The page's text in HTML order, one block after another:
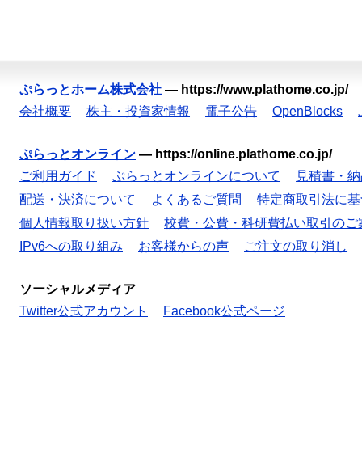
ぷらっとホーム株式会社 — https://www.plathome.co.jp/
会社概要
株主・投資家情報 電子公告 OpenBlocks
ぷらっとオンライン — https://online.plathome.co.jp/
ご利用ガイド
ぷらっとオンラインについて
見積書・
配送・決済について
よくあるご質問
特定商取引法に
個人情報取り扱い方針
校費・公費・科研費払い取引のご
IPv6への取り組み
お客様からの声 ご注文の取り消し
ソーシャルメディア
Twitter公式アカウント
Facebook公式ページ